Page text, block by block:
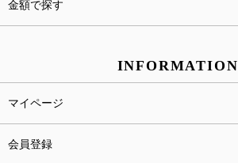
金額で探す
INFORMATION
マイページ
会員登録